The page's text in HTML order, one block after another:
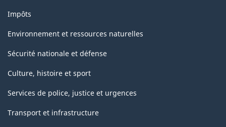
Impôts
Environnement et ressources naturelles
Sécurité nationale et défense
Culture, histoire et sport
Services de police, justice et urgences
Transport et infrastructure